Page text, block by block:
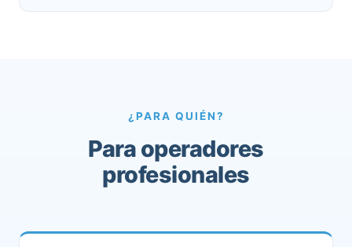
¿PARA QUIÉN?
Para operadores
profesionales